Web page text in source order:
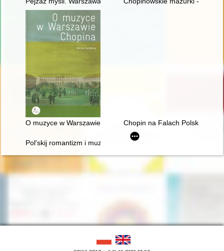
O muzyce w Warszawie ChopinaChopin na Falach Polskiego
Pol'skij romantizm i muzykal'naja kul'tura L'vova vtoroj